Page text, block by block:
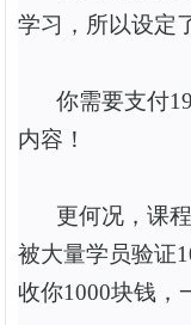
学习，所以设定
你需要支付
内容！
更何况，课
被大量学员验证
收你1000块钱，